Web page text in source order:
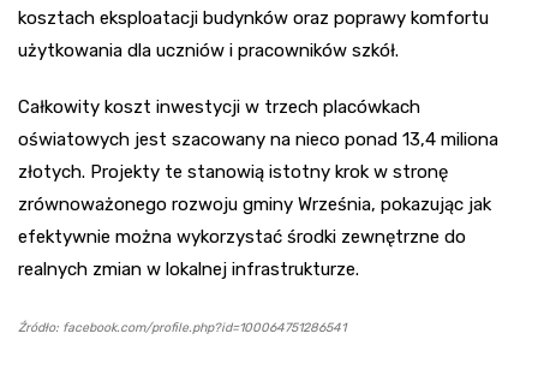
kosztach eksploatacji budynków oraz poprawy komfortu
użytkowania dla uczniów i pracowników szkół.
Całkowity koszt inwestycji w trzech placówkach
oświatowych jest szacowany na nieco ponad 13,4 miliona
złotych. Projekty te stanowią istotny krok w stronę
zrównoważonego rozwoju gminy Września, pokazując jak
efektywnie można wykorzystać środki zewnętrzne do
realnych zmian w lokalnej infrastrukturze.
Źródło: facebook.com/profile.php?id=100064751286541